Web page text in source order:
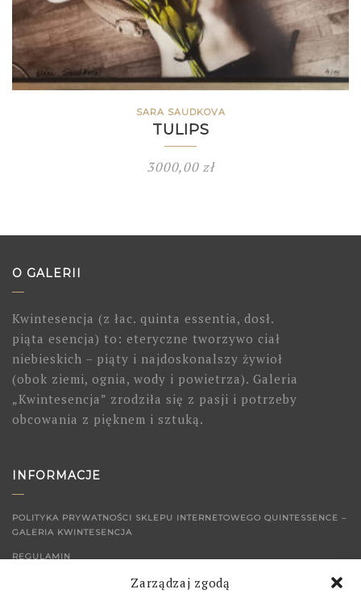
Zarządzaj zgodą
SARA SAUDKOVA
TULIPS
3000,00 zł
O GALERII
Kwintesencja (z łac. quinta essentia, dosł.
piąta esencja) to: eteryczne tworzywo ciał
niebieskich – piąty i najdoskonalszy żywioł
(obok ziemi, ognia, wody i powietrza). Galeria
„Kwintesencja” zrodziła się z pasji i potrzeby
obcowania z pięknem i sztuką.
INFORMACJE
POLITYKA PRYWATNOŚCI SKLEPU INTERNETOWEGO QUINTESSENCE –
GALERIA KWINTESENCJA
REGULAMIN